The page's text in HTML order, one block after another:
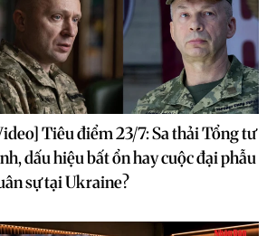
Tiêu điểm 23/7: Sa thải Tổng tư
dấu hiệu bất ổn hay cuộc đại phẫu
sự tại Ukraine?